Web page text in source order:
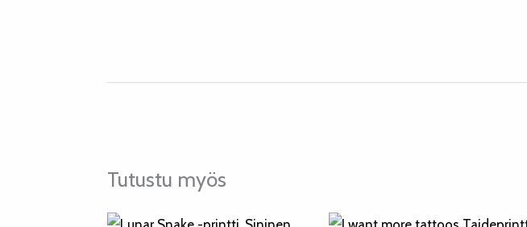
Tutustu myös